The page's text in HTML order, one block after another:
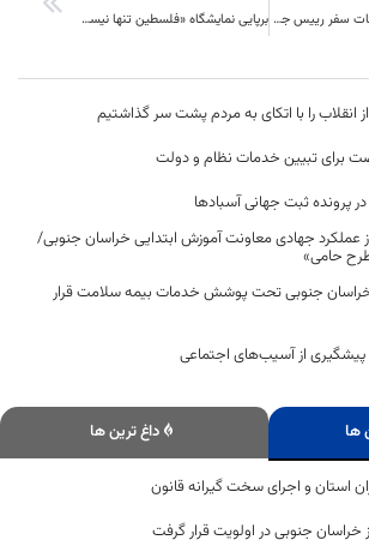
در چارچوب مصوبات سفر رییس جمهوری؛ سند توسعه نهبندان و سربیشه در حال جمع‌بندی است برپایی نمایشگاه «فلسطین تنها نیست» در نگارخانه بهمن بیرجند
را با اتکای به مردم پشت سر گذاشتیم
برای تبیین خدمات نظام و دولت
پرونده ثبت جهانی آسبادها
عملکرد جهادی معاونت آموزش ابتدایی خراسان جنوبی/
در خراسان جنوبی تحت پوشش خدمات بیمه سلامت قرار
پیشگیری از آسیب‌های اجتماعی
ها داغ ترین ها
استان و اجرای سخت گیرانه قانون
خراسان جنوبی در اولویت قرار گرفت